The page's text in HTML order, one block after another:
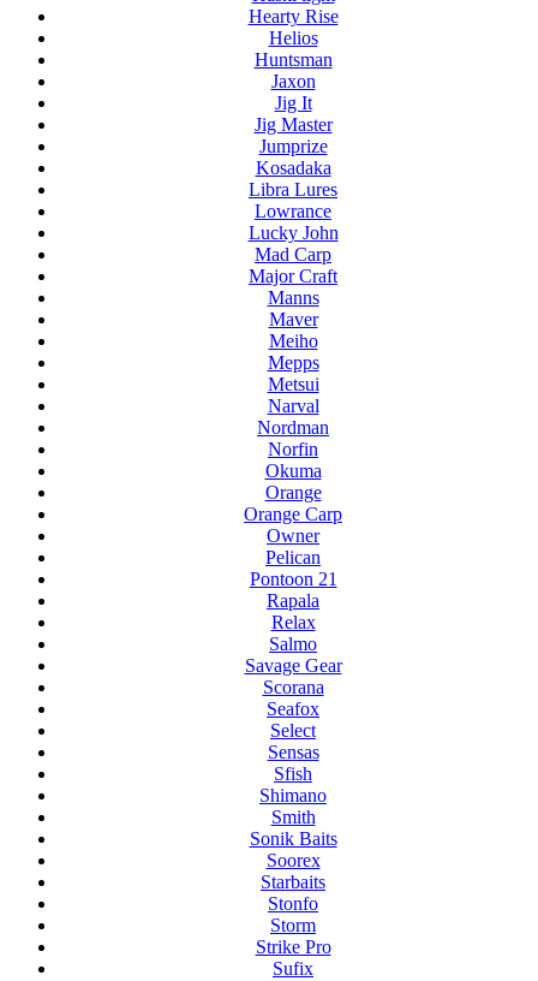
Hearty Rise
Helios
Huntsman
Jaxon
Jig It
Jig Master
Jumprize
Kosadaka
Libra Lures
Lowrance
Lucky John
Mad Carp
Major Craft
Manns
Maver
Meiho
Mepps
Metsui
Narval
Nordman
Norfin
Okuma
Orange
Orange Carp
Owner
Pelican
Pontoon 21
Rapala
Relax
Salmo
Savage Gear
Scorana
Seafox
Select
Sensas
Sfish
Shimano
Smith
Sonik Baits
Soorex
Starbaits
Stonfo
Storm
Strike Pro
Sufix